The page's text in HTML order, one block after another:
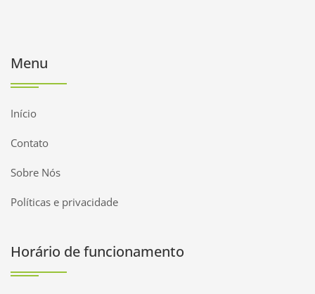
Menu
Início
Contato
Sobre Nós
Políticas e privacidade
Horário de funcionamento